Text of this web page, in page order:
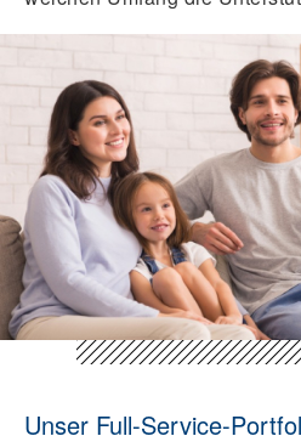
Unser Full-Service-